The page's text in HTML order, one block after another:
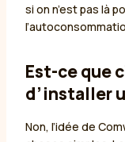
si on n’est pas là
Est-ce que
d’installer
Non, l’idée de